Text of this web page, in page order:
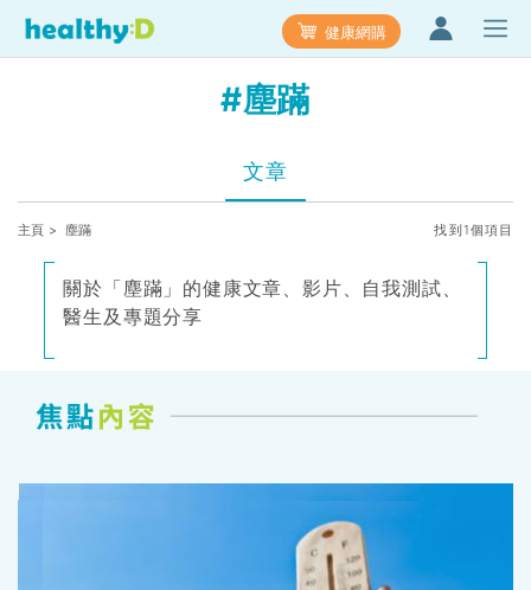
健康網購
#塵蹣
文章
主頁 > 塵蹣 找到1個項目
關於「塵蹣」的健康文章、影片、自我測試、
醫生及專題分享